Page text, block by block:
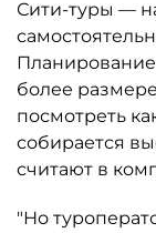
Сити-туры —
более
посмотреть
собирается
считают в
"Но